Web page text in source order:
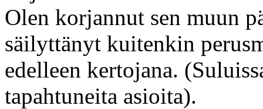
Olen korjannut sen muun
säilyttänyt kuitenkin
edelleen kertojana.
tapahtuneita asioita).